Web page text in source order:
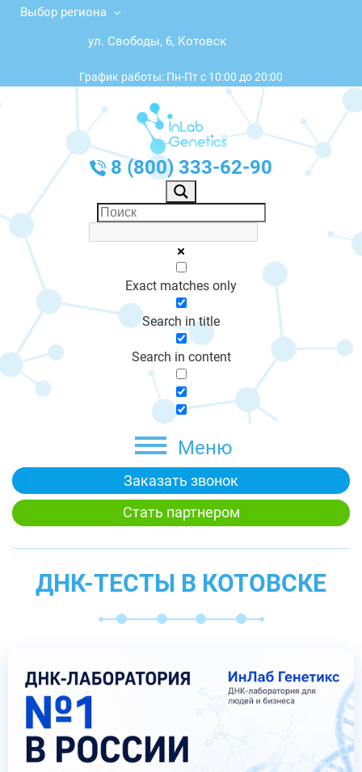
Выбор региона
ул. Свободы, 6, Котовск
График работы: Пн-Пт с 10:00 до 20:00
8 (800) 333-62-90
Exact matches only
Search in title
Search in content
Меню
Заказать звонок
Стать партнером
ДНК-ТЕСТЫ В КОТОВСКЕ